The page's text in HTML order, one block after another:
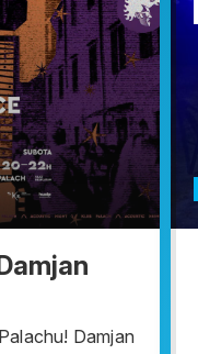
Damjan